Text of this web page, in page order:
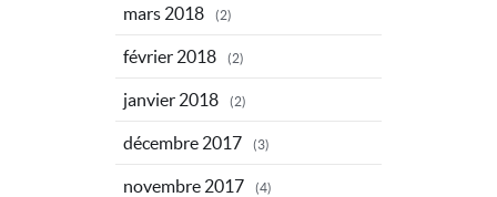
mars 2018 (2)
février 2018 (2)
janvier 2018 (2)
décembre 2017 (3)
novembre 2017 (4)